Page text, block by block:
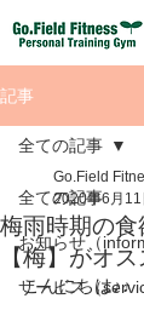
記事
全ての記事
お知らせ（
サービス（
全ての記事
梅雨時期の
【梅】が
Go.Field
2020年6月11
こんにちは♪♪